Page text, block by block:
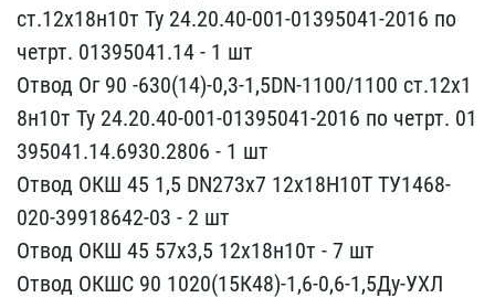
ст.12х18н10т Ту 24.20.40​-001-01395041-2016 по
че​трт. 01395041.14 - 1 шт
​Отвод Ог 90 -630(14)-0,3​-1,5DN-1100/1100 ст.12х1​
8н10т Ту 24.20.40-001-01​395041-2016 по четрт. 01​
395041.14.6930.2806 - 1 ​шт
Отвод ОКШ 45 1,5 DN27​3х7 12х18Н10Т ТУ1468-
020​-39918642-03 - 2 шт
Отво​д ОКШ 45 57х3,5 12х18н10​т - 7 шт
Отвод ОКШС 90 1​020(15К48)-1,6-0,6-1,5Ду​-УХЛ